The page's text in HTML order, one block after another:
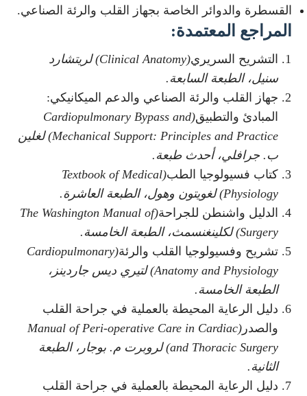
القسطرة والدوائر الخاصة بجهاز القلب والرئة الصناعي.
المراجع المعتمدة:
التشريح السريري(Clinical Anatomy)
لريتشارد
سنيل، الطبعة السابعة .
جهاز القلب والرئة الصناعي والدعم الميكانيكي:
المبادئ والتطبيق (Cardiopulmonary Bypass and
Mechanical Support: Principles and Practice) لغلين
ب. جرافلي، أحدث طبعة .
كتاب فسيولوجيا الطب (Textbook of Medical
Physiology) لغويتون وهول، الطبعة العاشرة.
الدليل واشنطن للجراحة (The Washington Manual of
Surgery) لكلينغنسمث، الطبعة الخامسة .
تشريح وفسيولوجيا القلب والرئة (Cardiopulmonary
Anatomy and Physiology) لتيري ديس جاردينز،
الطبعة الخامسة .
دليل الرعاية المحيطة بالعملية في جراحة القلب
والصدر (Manual of Peri-operative Care in Cardiac
and Thoracic Surgery) لروبرت م. بوجار، الطبعة
الثانية .
دليل الرعاية المحيطة بالعملية في جراحة القلب